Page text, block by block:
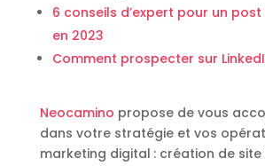
6 conseils d’expert pour un post
en 2023
Comment prospecter sur
Neocamino propose de vous
dans votre stratégie et vos
marketing digital : création de